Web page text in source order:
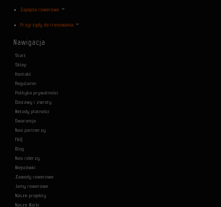
Zapięcia rowerowe
Przyrządy do trenowania
Nawigacja
Start
Sklep
Kontakt
Regulamin
Polityka prywatności
Dostawy i zwroty
Metody płatności
Gwarancja
Nasi partnerzy
F&Q
Blog
Nasi riderzy
Miejscówki
Zawody rowerowe
Jamy rowerowe
Nasze projekty
Nasze Marki